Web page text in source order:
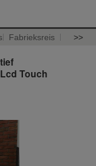
Fabrieksreis >>
Touch